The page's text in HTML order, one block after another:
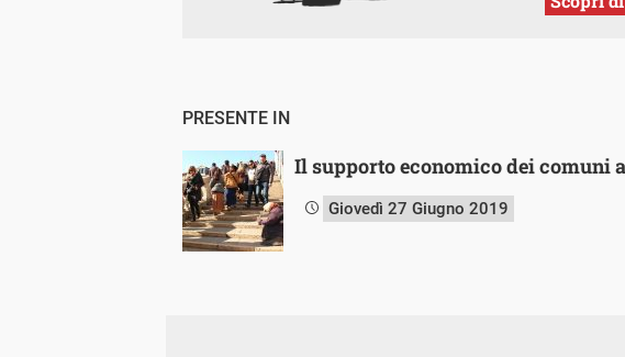
PRESENTE IN
Il supporto economico dei comuni
Giovedì 27 Giugno 2019